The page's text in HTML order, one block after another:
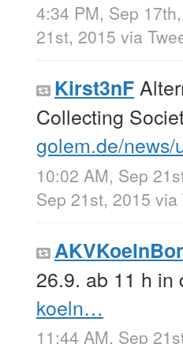
4:34 PM, Sep
21st, 2015 via
Kirst3nF
Collecting
golem.de/
10:02 AM, Sep
Sep 21st, 2015 via
26.9. ab 11 h in
koeln…
11:44 AM, Sep